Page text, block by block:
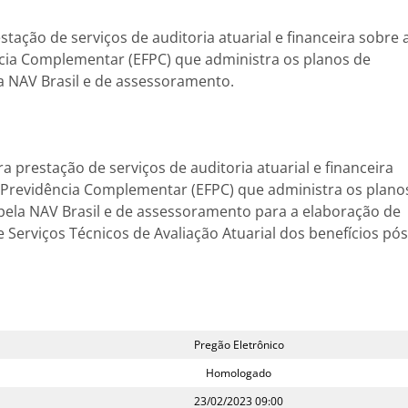
de serviços de auditoria atuarial e financeira sobre
Complementar (EFPC) que administra os planos de
Brasil e de assessoramento.
prestação de serviços de auditoria atuarial e financeira
Complementar (EFPC) que administra os
NAV Brasil e de assessoramento para a elaboração de
Técnicos de Avaliação Atuarial dos benefícios
Pregão Eletrônico
Homologado
23/02/2023 09:00